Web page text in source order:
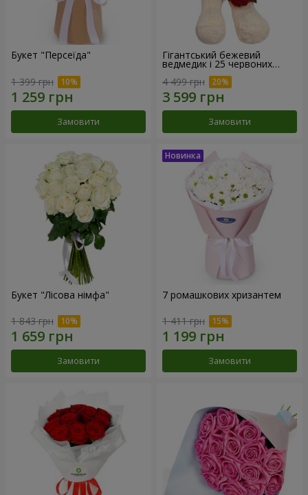
Букет "Персеїда"
1 399 грн
Замовити
Гігантський бежевий
ведмедик і 25 червоних
троянд
4 499 грн
Замовити
Букет "Лісова німфа"
1 843 грн
Замовити
7 ромашкових хризантем
1 411 грн
Замовити